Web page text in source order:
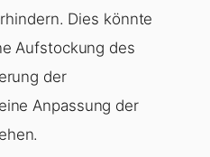
Dies könnte
Aufstockung des
der
Anpassung der